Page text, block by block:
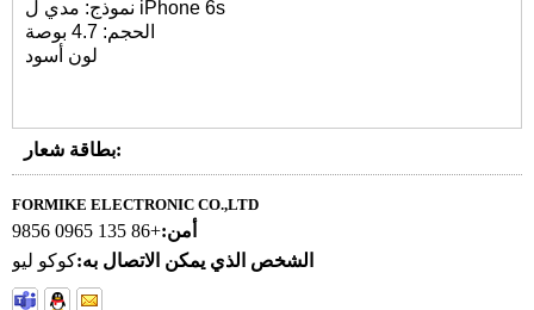
نموذج: مدي ل iPhone 6s
الحجم: 4.7 بوصة
لون أسود
بطاقة شعار:
FORMIKE ELECTRONIC CO.,LTD
أمن:+86 135 0965 9856
الشخص الذي يمكن الاتصال به:كوكو ليو